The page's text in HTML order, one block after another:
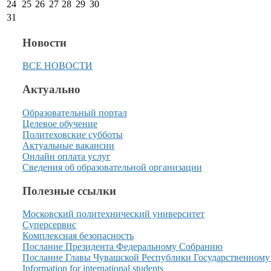
24 25 26 27 28 29 30
31
Новости
ВСЕ НОВОСТИ
Актуально
Образовательный портал
Целевое обучение
Политеховские субботы
Актуальные вакансии
Онлайн оплата услуг
Сведения об образовательной организации
Полезные ссылки
Московский политехнический университет
Суперсервис
Комплексная безопасность
Послание Президента Федеральному Собранию
Послание Главы Чувашской Республики
Information for international students